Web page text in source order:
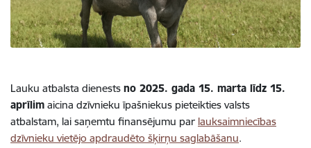
Lauku atbalsta dienests no 2025. gada 15. marta līdz 15.
aprīlim aicina dzīvnieku īpašniekus pieteikties valsts
atbalstam, lai saņemtu finansējumu par lauksaimniecības
dzīvnieku vietējo apdraudēto šķirņu saglabāšanu.